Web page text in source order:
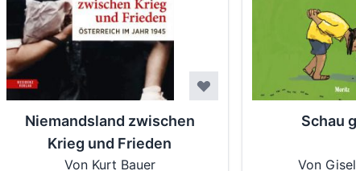
Niemandsland zwischen
Krieg und Frieden
Von Kurt Bauer
Schau
Von